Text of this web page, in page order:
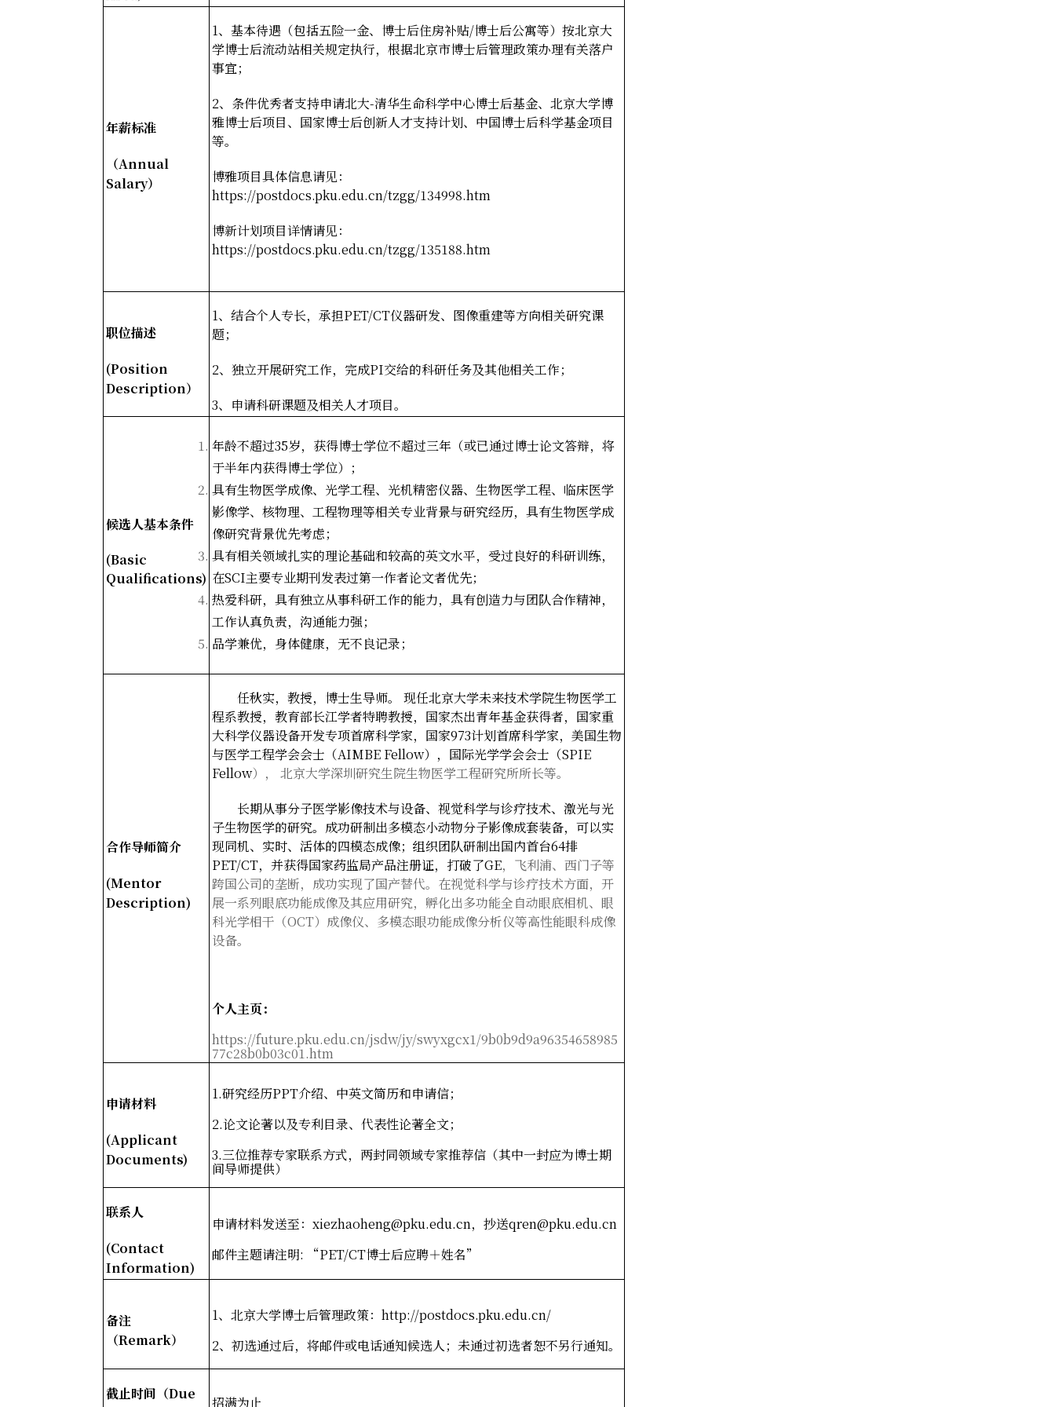
年薪标准
（Annual
Salary）
1、基本待遇（包括五险一金、博士后住房补贴/博士后公寓等）按北京大
学博士后流动站相关规定执行，根据北京市博士后管理政策办理有关落户
事宜；
2、条件优秀者支持申请北大-清华生命科学中心博士后基金、北京大学博
雅博士后项目、国家博士后创新人才支持计划、中国博士后科学基金项目
等。
博雅项目具体信息请见：
https://postdocs.pku.edu.cn/tzgg/134998.htm
博新计划项目详情请见：
https://postdocs.pku.edu.cn/tzgg/135188.htm
职位描述
(Position
Description）
1、结合个人专长，承担PET/CT仪器研发、图像重建等方向相关研究课
题；
2、独立开展研究工作，完成PI交给的科研任务及其他相关工作；
3、申请科研课题及相关人才项目。
候选人基本条件
(Basic
Qualifications)
年龄不超过35岁，获得博士学位不超过三年（或已通过博士论文答辩，将
于半年内获得博士学位）；
具有生物医学成像、光学工程、光机精密仪器、生物医学工程、临床医学
影像学、核物理、工程物理等相关专业背景与研究经历，具有生物医学成
像研究背景优先考虑；
具有相关领域扎实的理论基础和较高的英文水平，受过良好的科研训练，
在SCI主要专业期刊发表过第一作者论文者优先；
热爱科研，具有独立从事科研工作的能力，具有创造力与团队合作精神，
工作认真负责，沟通能力强；
品学兼优，身体健康，无不良记录；
合作导师简介
(Mentor
Description)
任秋实，教授，博士生导师。 现任北京大学未来技术学院生物医学工
程系教授，教育部长江学者特聘教授，国家杰出青年基金获得者，国家重
大科学仪器设备开发专项首席科学家，国家973计划首席科学家，美国生物
与医学工程学会会士（AIMBE Fellow），国际光学学会会士（SPIE
Fellow）， 北京大学深圳研究生院生物医学工程研究所所长等。
长期从事分子医学影像技术与设备、视觉科学与诊疗技术、激光与光
子生物医学的研究。成功研制出多模态小动物分子影像成套装备，可以实
现同机、实时、活体的四模态成像；组织团队研制出国内首台64排
PET/CT，并获得国家药监局产品注册证，打破了GE，飞利浦、西门子等
跨国公司的垄断，成功实现了国产替代。在视觉科学与诊疗技术方面，开
展一系列眼底功能成像及其应用研究，孵化出多功能全自动眼底相机、眼
科光学相干（OCT）成像仪、多模态眼功能成像分析仪等高性能眼科成像
设备。
个人主页：
https://future.pku.edu.cn/jsdw/jy/swyxgcx1/9b0b9d9a96354658985
77c28b0b03c01.htm
申请材料
(Applicant
Documents)
1.研究经历PPT介绍、中英文简历和申请信；
2.论文论著以及专利目录、代表性论著全文；
3.三位推荐专家联系方式，两封同领域专家推荐信（其中一封应为博士期
间导师提供）
联系人
(Contact
Information)
申请材料发送至： xiezhaoheng@pku.edu.cn，抄送qren@pku.edu.cn
邮件主题请注明: “PET/CT博士后应聘＋姓名”
备注
（Remark）
1、北京大学博士后管理政策：http://postdocs.pku.edu.cn/
2、初选通过后，将邮件或电话通知候选人；未通过初选者恕不另行通知。
截止时间（Due
招满为止